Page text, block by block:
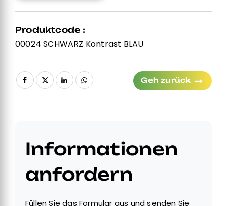
Produktcode :
00024 SCHWARZ Kontrast BLAU
Geh zurück
Informationen
anfordern
Füllen Sie das Formular aus und senden Sie